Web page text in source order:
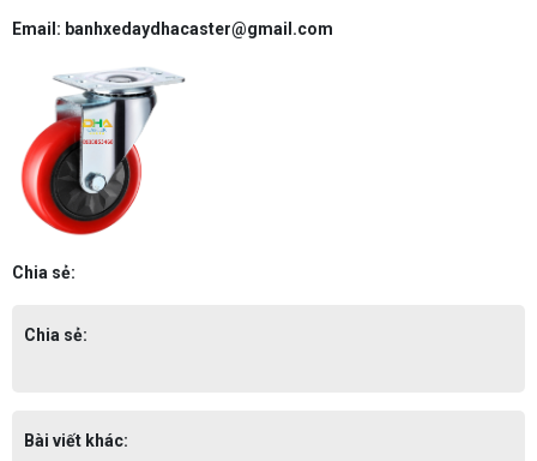
Email: banhxedaydhacaster@gmail.com
Chia sẻ:
Chia sẻ:
Bài viết khác: